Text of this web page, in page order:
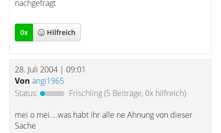
nachgefragt
0x Hilfreich
28. Juli 2004 | 09:01
Von angi1965
Status:
Frischling(5 Beiträge, 0x hilfreich)
mei o mei....was habt ihr alle ne Ahnung von dieser
Sache